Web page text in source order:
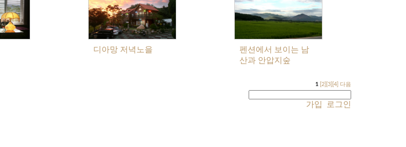
디아망 저녁노을
펜션에서 보이는 남
산과 안압지숲
1 [2] [3] [4] 다음
가입 로그인